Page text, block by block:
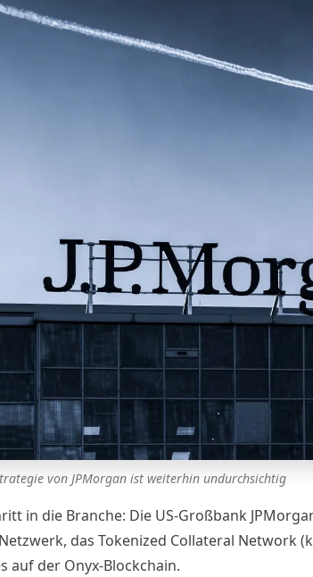
von JPMorgan ist weiterhin undurchsichtig
in die Branche: Die US-Großbank
, das Tokenized Collateral Network
auf der Onyx-Blockchain.